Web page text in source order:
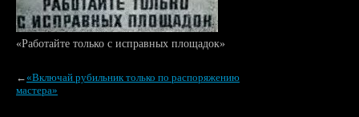
«Работайте только с исправных площадок»
←«Включай рубильник только по распоряжению
мастера»